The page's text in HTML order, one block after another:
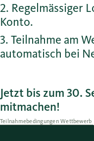
2. Regelmässiger
Konto.
3. Teilnahme am
automatisch bei
Jetzt bis zum 30.
mitmachen!
Teilnahmebedingungen Wettbewerb